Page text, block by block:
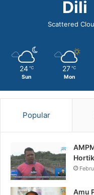
Dili
Scattered
24 ℃
Sun
27 ℃
Mon
Popular
Amu